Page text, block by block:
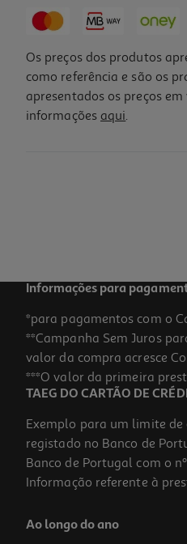
Os preços dos produtos
como referência e são os
apresentados os preços
informações aqui.
Informações para
*para pagamentos com o
**Campanha Sem Juros
valor da compra acresce
***O valor da primeira
TAEG DO CARTÃO DE
Exemplo para um limite de
registado no Banco de
Banco de Portugal com o
Informação referente à
Ao longo do ano